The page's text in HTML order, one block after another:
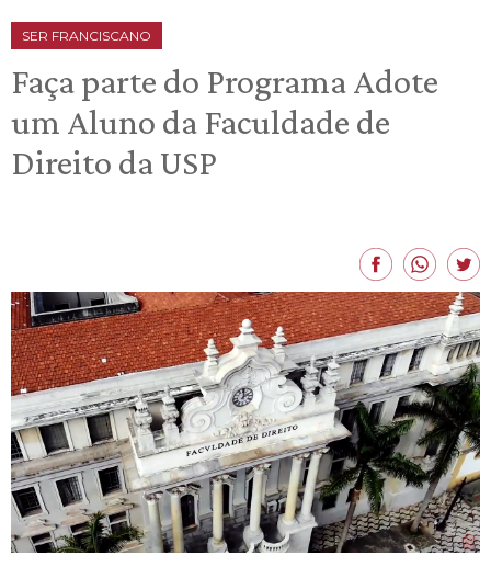
SER FRANCISCANO
Faça parte do Programa Adote
um Aluno da Faculdade de
Direito da USP